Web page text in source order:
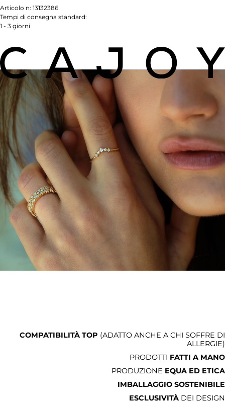
Articolo n: 13132386
Tempi di consegna standard:
1 - 3 giorni
COMPATIBILITÀ TOP (ADATTO ANCHE A CHI SOFFRE DI
ALLERGIE)
PRODOTTI FATTI A MANO
PRODUZIONE EQUA ED ETICA
IMBALLAGGIO SOSTENIBILE
ESCLUSIVITÀ DEI DESIGN